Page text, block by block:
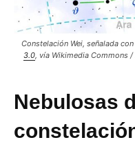
Constelación Wei, señalada
3.0, vía Wikimedia Commons
Nebulosas